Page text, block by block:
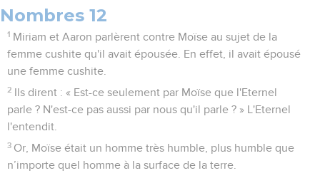
Nombres 12
1 Miriam et Aaron parlèrent contre Moïse au sujet de la
femme cushite qu'il avait épousée. En effet, il avait épousé
une femme cushite.
2 Ils dirent : « Est-ce seulement par Moïse que l'Eternel
parle ? N'est-ce pas aussi par nous qu'il parle ? » L'Eternel
l'entendit.
3 Or, Moïse était un homme très humble, plus humble que
n’importe quel homme à la surface de la terre.